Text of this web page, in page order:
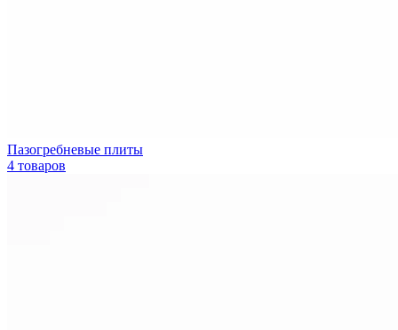
Пазогребневые плиты
4 товаров